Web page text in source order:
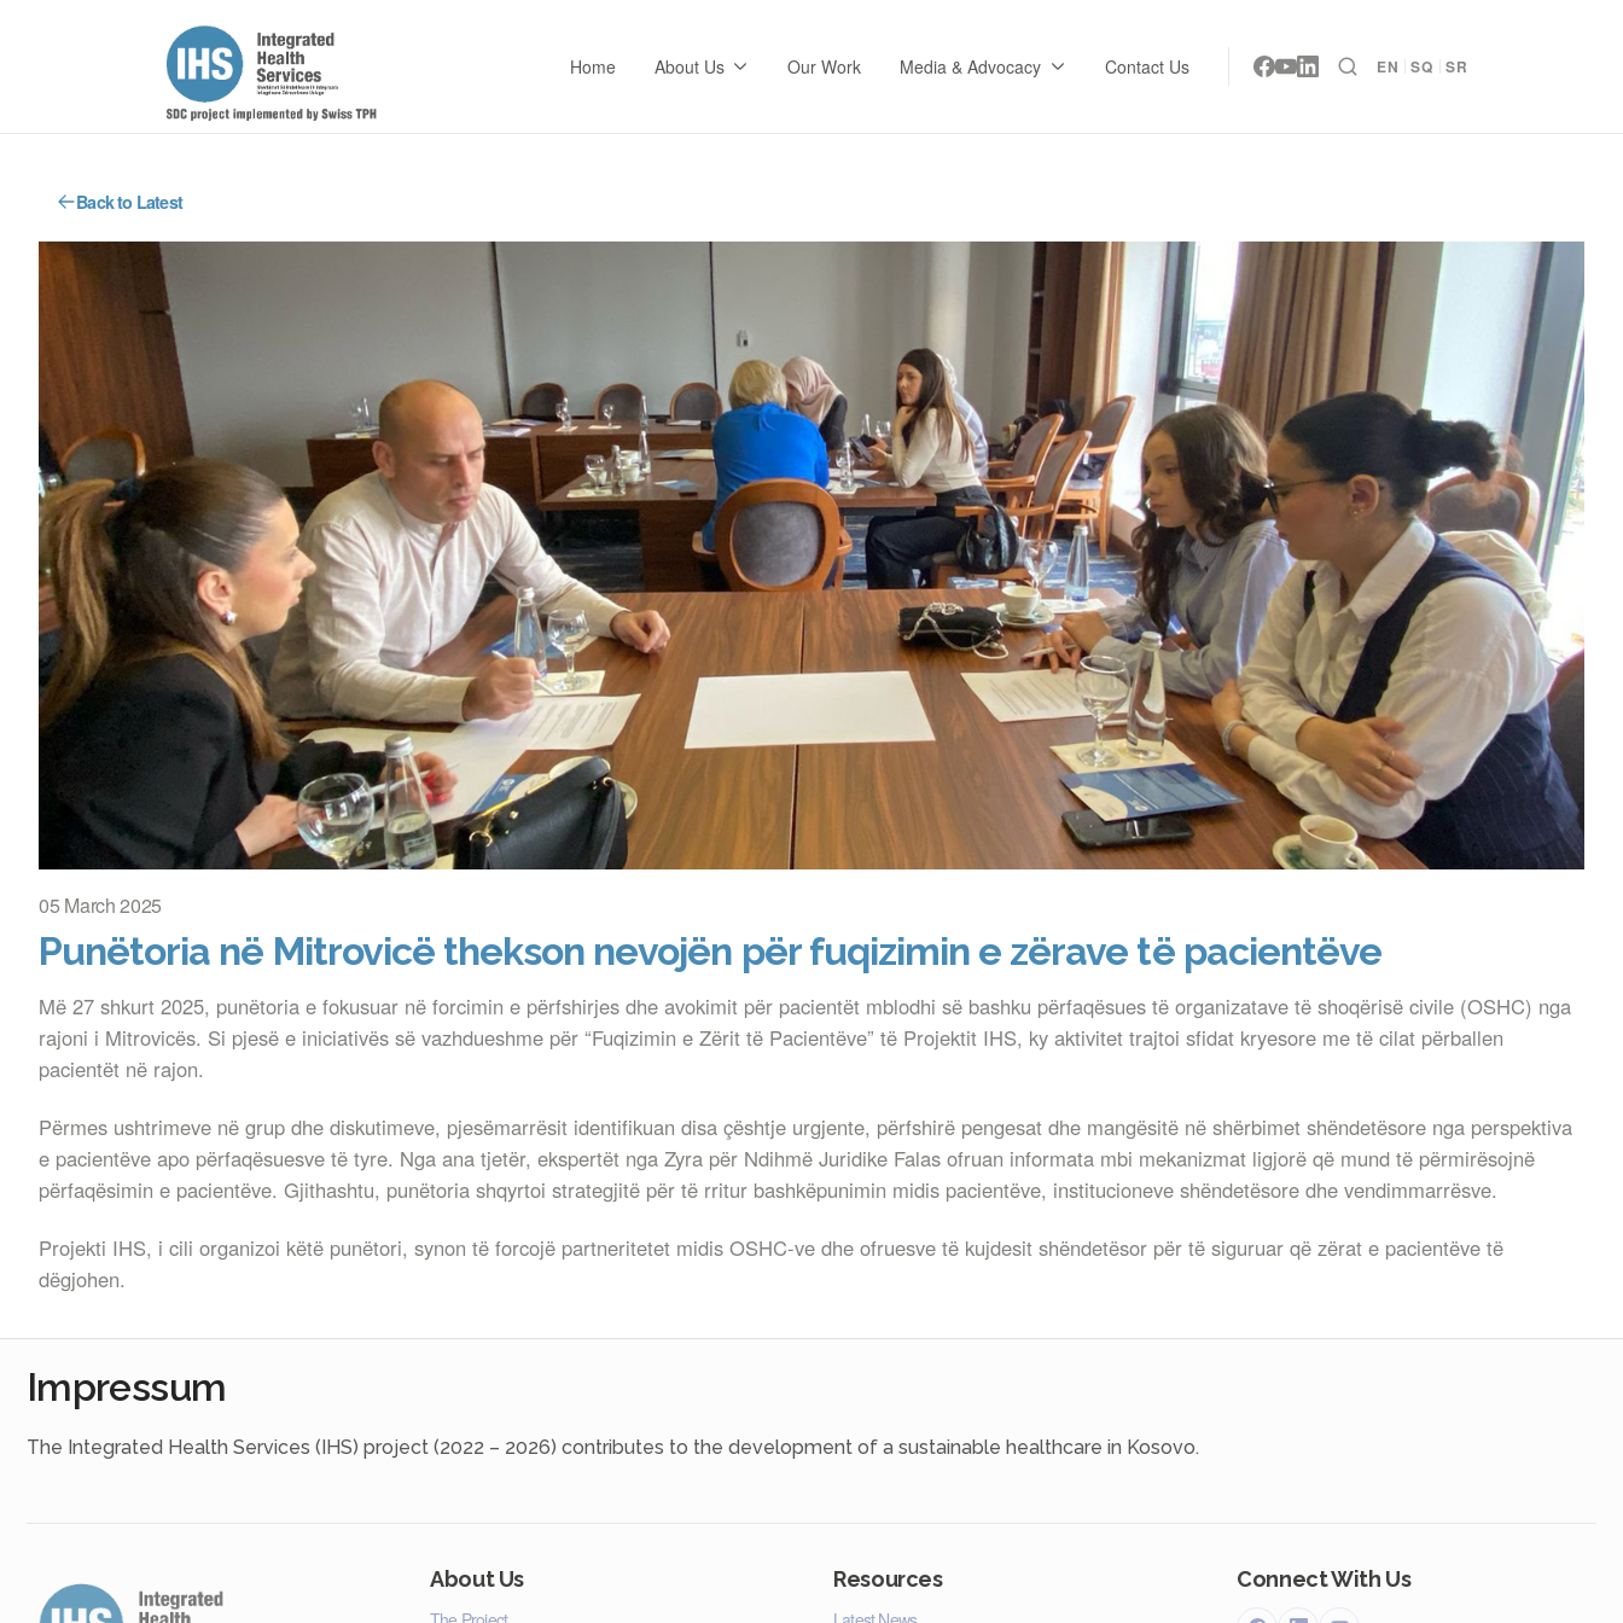
Home About Us Our Work Media & Advocacy Contact Us EN SQ SR
Back to Latest
05 March 2025
Punëtoria në Mitrovicë thekson nevojën për fuqizimin e zërave të pacientëve
Më 27 shkurt 2025, punëtoria e fokusuar në forcimin e përfshirjes dhe avokimit për pacientët mblodhi së bashku përfaqësues të organizatave të shoqërisë civile (OSHC) nga
rajoni i Mitrovicës. Si pjesë e iniciativës së vazhdueshme për “Fuqizimin e Zërit të Pacientëve” të Projektit IHS, ky aktivitet trajtoi sfidat kryesore me të cilat përballen
pacientët në rajon.
Përmes ushtrimeve në grup dhe diskutimeve, pjesëmarrësit identifikuan disa çështje urgjente, përfshirë pengesat dhe mangësitë në shërbimet shëndetësore nga perspektiva
e pacientëve apo përfaqësuesve të tyre. Nga ana tjetër, ekspertët nga Zyra për Ndihmë Juridike Falas ofruan informata mbi mekanizmat ligjorë që mund të përmirësojnë
përfaqësimin e pacientëve. Gjithashtu, punëtoria shqyrtoi strategjitë për të rritur bashkëpunimin midis pacientëve, institucioneve shëndetësore dhe vendimmarrësve.
Projekti IHS, i cili organizoi këtë punëtori, synon të forcojë partneritetet midis OSHC-ve dhe ofruesve të kujdesit shëndetësor për të siguruar që zërat e pacientëve të
dëgjohen.
Impressum
The Integrated Health Services (IHS) project (2022 – 2026) contributes to the development of a sustainable healthcare in Kosovo.
About Us Resources Connect With Us